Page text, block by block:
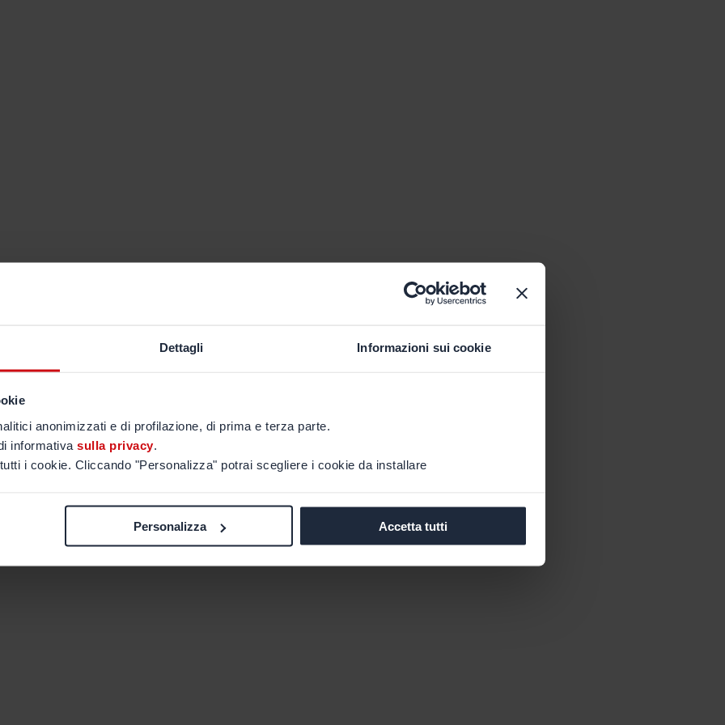
Dettagli Informazioni sui cookie
anonimizzati e di profilazione, di prima e terza parte.
informativa sulla privacy.
i cookie. Cliccando "Personalizza" potrai scegliere i cookie da installare
Personalizza Accetta tutti